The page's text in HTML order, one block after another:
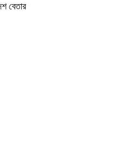
বেতার